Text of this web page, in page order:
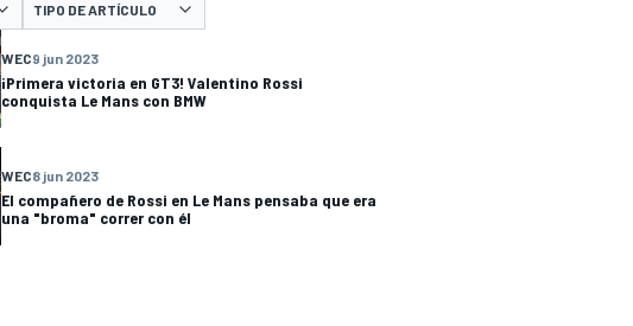
TIPO DE ARTÍCULO
WEC9 jun 2023
¡Primera victoria en GT3! Valentino Rossi
conquista Le Mans con BMW
WEC8 jun 2023
El compañero de Rossi en Le Mans pensaba que era
una "broma" correr con él